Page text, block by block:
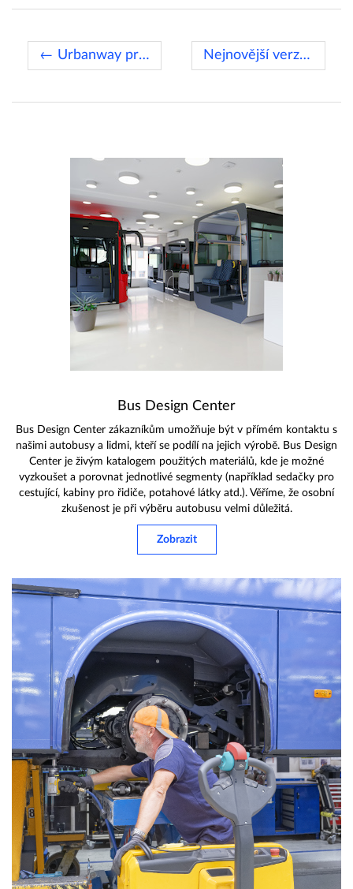
← Urbanway pro město Martin Nejnovější verze IVECO Daily →
Bus Design Center
Bus Design Center zákazníkům umožňuje být v přímém kontaktu s
našimi autobusy a lidmi, kteří se podílí na jejich výrobě. Bus Design
Center je živým katalogem použitých materiálů, kde je možné
vyzkoušet a porovnat jednotlivé segmenty (například sedačky pro
cestující, kabiny pro řidiče, potahové látky atd.). Věříme, že osobní
zkušenost je při výběru autobusu velmi důležitá.
Zobrazit